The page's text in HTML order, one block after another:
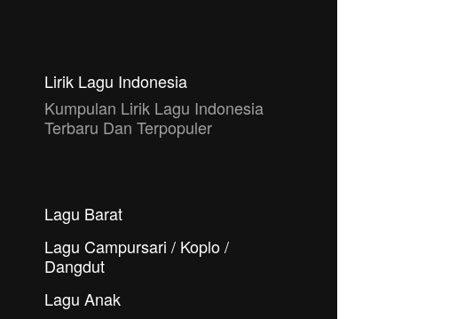
Lirik Lagu Indonesia
Kumpulan Lirik Lagu Indonesia
Terbaru Dan Terpopuler
Lagu Barat
Lagu Campursari / Koplo /
Dangdut
Lagu Anak